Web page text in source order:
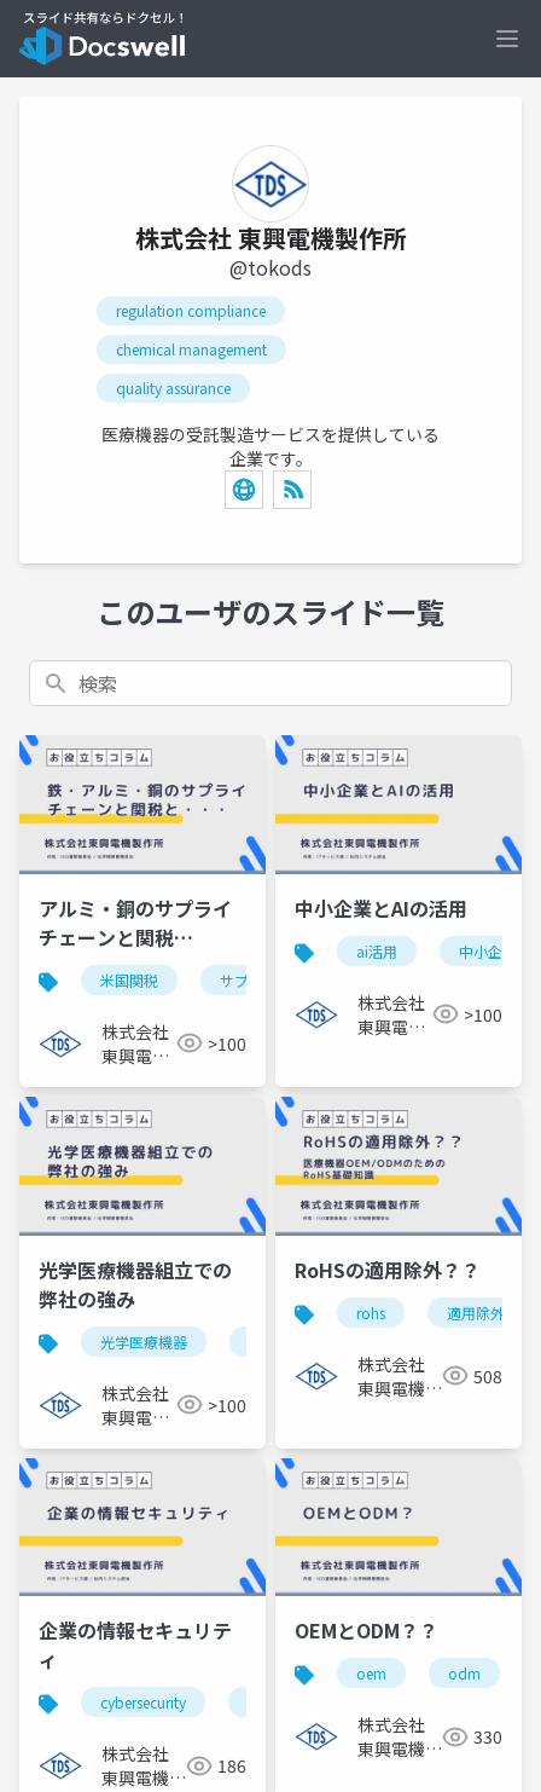
株式会社 東興電機製作所
@tokods
regulation compliance
chemical management
quality assurance
医療機器の受託製造サービスを提供している
企業です。
このユーザのスライド一覧
検索
アルミ・銅のサプライ
チェーンと関税
と・・・米国関税 サプライチェーン
株式会社
東興電機
>100
中小企業とAIの活用
ai活用 中小企業
株式会社
東興電機
>100
光学医療機器組立での
弊社の強み
光学医療機器
株式会社
東興電機
>100
RoHSの適用除外？？
rohs 適用除外
株式会社
東興電機製
508
企業の情報セキュリテ
ィ
cybersecurity
株式会社
東興電機製
186
OEMとODM？？
oem odm
株式会社
東興電機製
330